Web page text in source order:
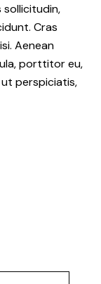
sollicitudin,
Cras
Aenean
porttitor eu,
perspiciatis,